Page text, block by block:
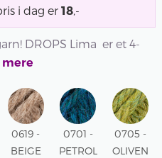
i dag er 18,-
DROPS Lima er et 4-
mere
0619 -
BEIGE
0701 -
PETROL
0705 -
OLIVEN